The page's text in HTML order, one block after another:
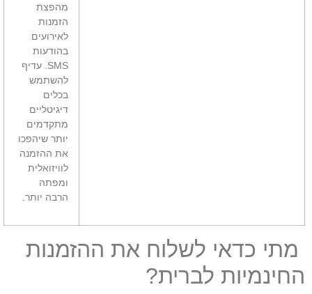
מהפצת
הזמנות
לאירועים
בהודעות
SMS. עדיף
להשתמש
בכלים
דיגיטליים
מתקדמים
יותר שיהפכו
את ההזמנה
לוויזואלית
ומפתה
הרבה יותר.
כדאי לשלוח את ההזמנות
לברית?